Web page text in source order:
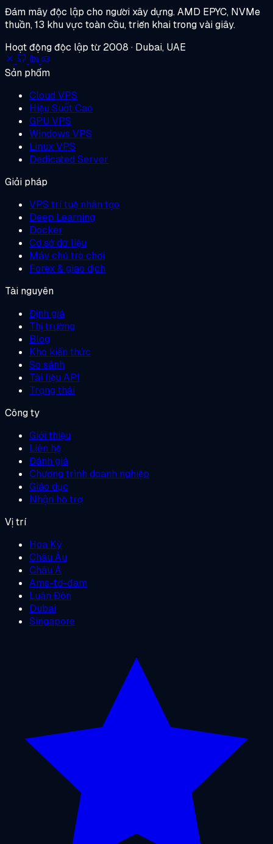
Đám mây độc lập cho người xây dựng.AMD EPYC, NVMe
thuần, 13 khu vực toàn cầu, triển khai trong vài giây.
Hoạt động độc lập từ 2008 · Dubai, UAE
Sản phẩm
Cloud VPS
Hiệu Suất Cao
GPU VPS
Windows VPS
Linux VPS
Dedicated Server
Giải pháp
VPS trí tuệ nhân tạo
Deep Learning
Docker
Cơ sở dữ liệu
Máy chủ trò chơi
Forex & giao dịch
Tài nguyên
Định giá
Thị trường
Blog
Kho kiến thức
So sánh
Tài liệu API
Trạng thái
Công ty
Giới thiệu
Liên hệ
Đánh giá
Chương trình doanh nghiệp
Giáo dục
Nhận hỗ trợ
Vị trí
Hoa Kỳ
Châu Âu
Châu Á
Ams-tơ-đam
Luân Đôn
Dubai
Singapore